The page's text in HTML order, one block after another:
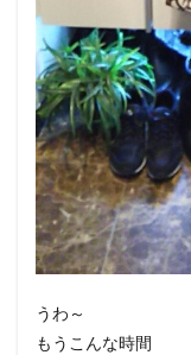
うわ～
もうこんな時間